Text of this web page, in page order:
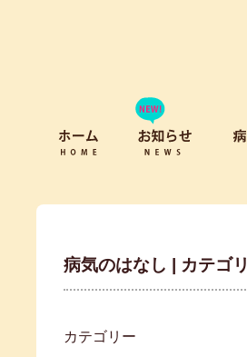
病気のはなし | カテゴ
カテゴリー